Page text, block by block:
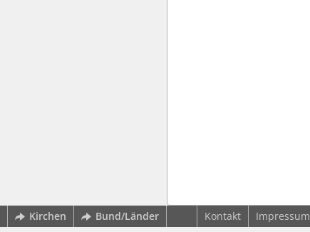
Kirchen Bund/Länder Kontakt Impressum